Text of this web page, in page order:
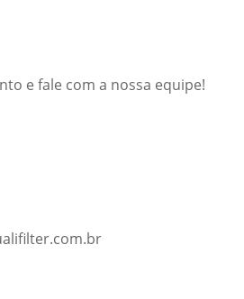
e fale com a nossa equipe!